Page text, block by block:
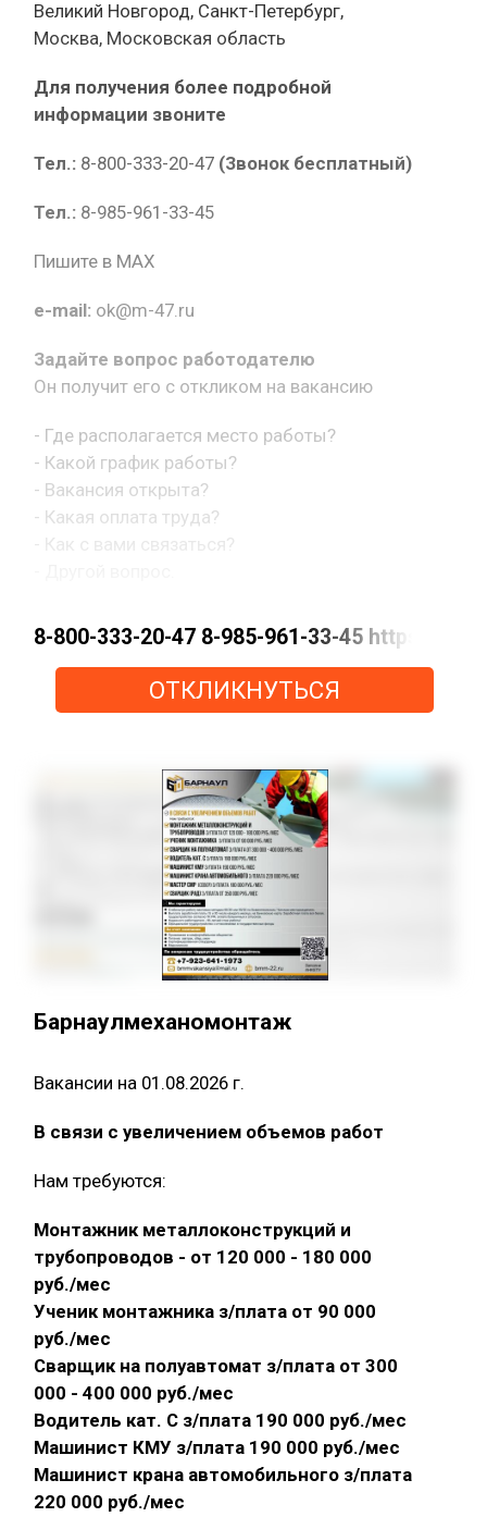
Великий Новгород, Санкт-Петербург,
Москва, Московская область
Для получения более подробной
информации звоните
Тел.: 8-800-333-20-47 (Звонок бесплатный)
Тел.: 8-985-961-33-45
Пишите в MAX
e-mail: ok@m-47.ru
Задайте вопрос работодателю
Он получит его с откликом на вакансию
- Где располагается место работы?
- Какой график работы?
- Вакансия открыта?
- Какая оплата труда?
- Как с вами связаться?
8-800-333-20-47 8-985-961-33-45 https://
ОТКЛИКНУТЬСЯ
Барнаулмеханомонтаж
Вакансии на 01.08.2026 г.
В связи с увеличением объемов работ
Нам требуются:
Монтажник металлоконструкций и
трубопроводов - от 120 000 - 180 000
руб./мес
Ученик монтажника з/плата от 90 000
руб./мес
Сварщик на полуавтомат з/плата от 300
000 - 400 000 руб./мес
Водитель кат. С з/плата 190 000 руб./мес
Машинист КМУ з/плата 190 000 руб./мес
Машинист крана автомобильного з/плата
220 000 руб./мес